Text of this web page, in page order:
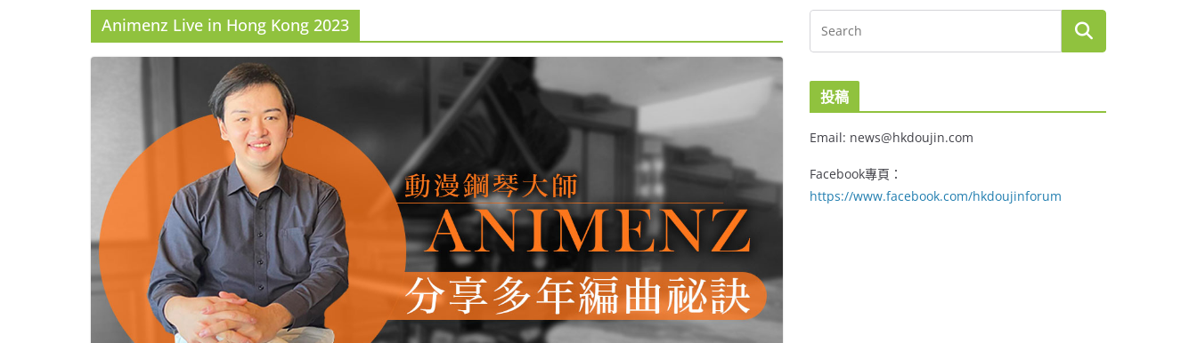
Animenz Live in Hong Kong 2023
投稿
Email: news@hkdoujin.com
Facebook專頁：
https://www.facebook.com/hkdoujinforum